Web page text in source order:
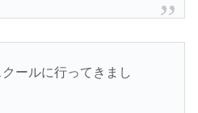
ールに行ってきまし